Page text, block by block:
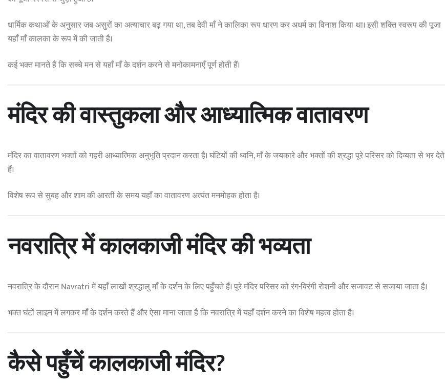
धार्मिक कथाओं के अनुसार जब असुरों का अत्याचार बढ़ गया था, तब देवी माँ ने कालिका रूप धारण कर अधर्म का विनाश किया था। इसी शक्ति स्वरूप की पूजा
यहाँ माँ कालका के रूप में की जाती है।
कई भक्त मानते हैं कि सच्चे मन से यहाँ माँ के दर्शन करने से मनोकामनाएँ पूर्ण होती हैं।
मंदिर की वास्तुकला और आध्यात्मिक वातावरण
मंदिर का वातावरण भक्तों को गहरी आध्यात्मिक अनुभूति प्रदान करता है। घंटियों की ध्वनि, माँ के जयकारे और भक्तों की श्रद्धा पूरे परिसर को दिव्यता से भर देते
हैं।
विशेष रूप से सुबह और शाम की आरती के समय यहाँ का वातावरण अत्यंत मनमोहक होता है।
नवरात्रि में कालकाजी मंदिर की भव्यता
नवरात्रि के दौरान Navratri में यहाँ लाखों श्रद्धालु माँ के दर्शन के लिए पहुँचते हैं। पूरे मंदिर परिसर को रंग-बिरंगी रोशनी और सजावट से सजाया जाता है।
भक्त घंटों लाइन में लगकर माँ के दर्शन करते हैं और ऐसा माना जाता है कि नवरात्रि में यहाँ दर्शन करने का विशेष महत्व होता है।
कैसे पहुँचें कालकाजी मंदिर?